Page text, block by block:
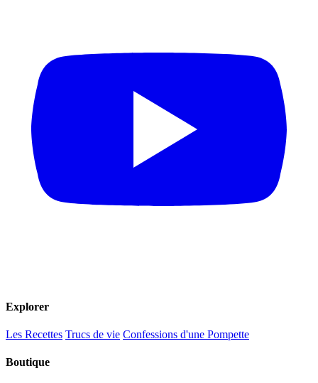
Explorer
Les Recettes Trucs de vie Confessions d'une Pompette
Boutique